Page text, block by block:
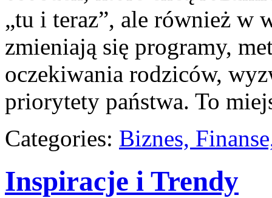
„tu i teraz”, ale również w
zmieniają się programy,
oczekiwania rodziców,
priorytety państwa. To
Categories: Biznes,
Inspiracje i Trendy